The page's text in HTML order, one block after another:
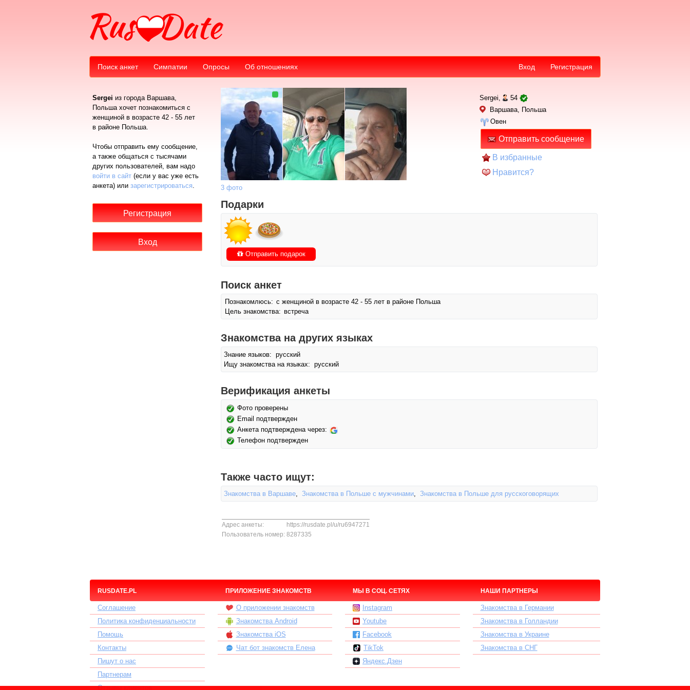
Поиск анкет Симпатии Опросы Об отношениях Регистрация
Вход
Sergei из города Варшава,
Польша хочет познакомиться с
женщиной в возрасте 42 - 55 лет
в районе Польша.
Чтобы отправить ему сообщение,
а также общаться с тысячами
других пользователей, вам надо
войти в сайт (если у вас уже есть
анкета) или зарегистрироваться. 3 фото
Sergei,
54
Варшава, Польша
Овен
Отправить сообщение
В избранные
Нравится?
Подарки
Отправить подарок
Поиск анкет
Познакомлюсь: с женщиной в возрасте 42 - 55 лет в районе Польша
Цель знакомства: встреча
Знакомства на других языках
Знание языков: русский
Ищу знакомства на языках: русский
Верификация анкеты
Фото проверены
Email подтвержден
Анкета подтверждена через:
Телефон подтвержден
Также часто ищут:
Знакомства в Варшаве, Знакомства в Польше с мужчинами, Знакомства в Польше для русскоговорящих
Адрес анкеты:
https://rusdate.pl/u/ru6947271
Пользователь номер: 8287335
RUSDATE.PL ПРИЛОЖЕНИЕ ЗНАКОМСТВ МЫ В СОЦ. СЕТЯХ НАШИ ПАРТНЕРЫ
Соглашение
Политика конфиденциальности
Помощь
Контакты
Пишут о нас
Партнерам
Отзывы клиентов
О приложении знакомств
Знакомства Android
Знакомства iOS
Чат бот знакомств Елена
Instagram
Youtube
Facebook
TikTok
Яндекс.Дзен
Знакомства в Германии
Знакомства в Голландии
Знакомства в Украине
Знакомства в СНГ